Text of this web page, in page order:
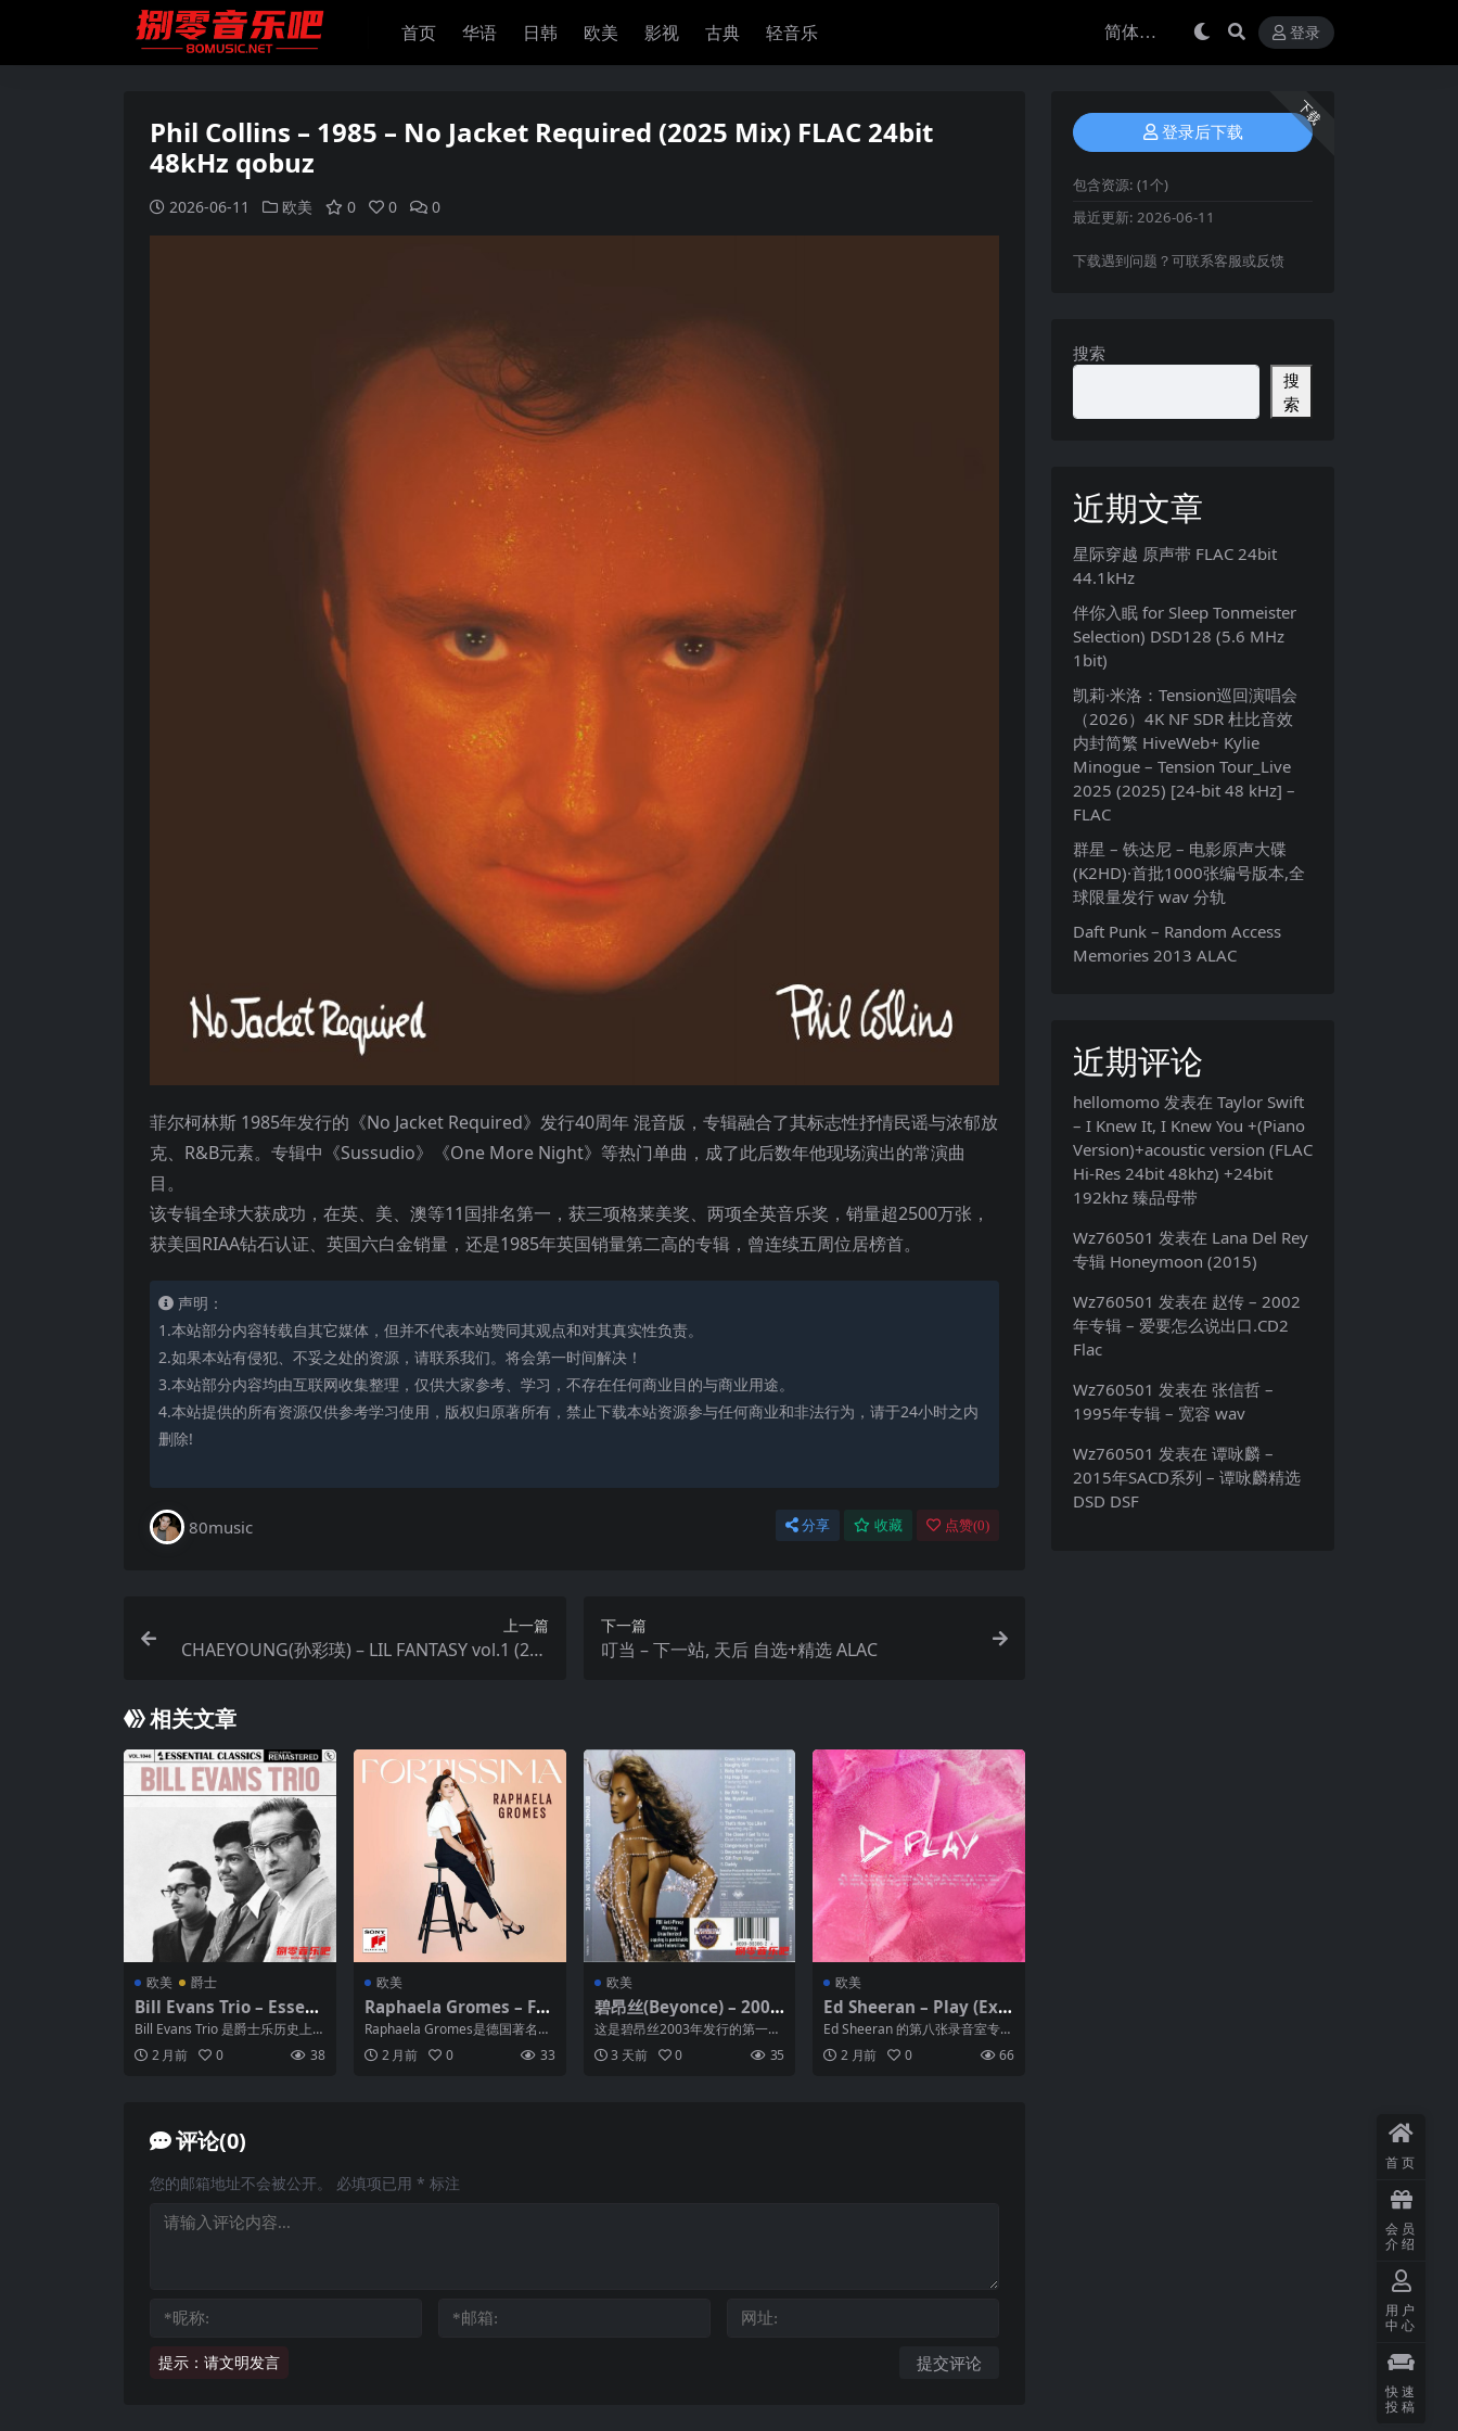
首页 华语 日韩 欧美 影视 古典 轻音乐 登录
Phil Collins – 1985 – No Jacket Required (2025 Mix) FLAC 24bit
48kHz qobuz
2026-06-11 欧美 0 0 0
菲尔柯林斯 1985年发行的《No Jacket Required》发行40周年 混音版，专辑融合了其标志性抒情民谣与浓郁放
克、R&B元素。专辑中《Sussudio》《One More Night》等热门单曲，成了此后数年他现场演出的常演曲
目。
该专辑全球大获成功，在英、美、澳等11国排名第一，获三项格莱美奖、两项全英音乐奖，销量超2500万张，
获美国RIAA钻石认证、英国六白金销量，还是1985年英国销量第二高的专辑，曾连续五周位居榜首。
声明：
1.本站部分内容转载自其它媒体，但并不代表本站赞同其观点和对其真实性负责。
2.如果本站有侵犯、不妥之处的资源，请联系我们。将会第一时间解决！
3.本站部分内容均由互联网收集整理，仅供大家参考、学习，不存在任何商业目的与商业用途。
4.本站提供的所有资源仅供参考学习使用，版权归原著所有，禁止下载本站资源参与任何商业和非法行为，请于24小时之内
删除!
80music 分享 收藏 点赞(0)
上一篇
CHAEYOUNG(孙彩瑛) – LIL FANTASY vol.1 (202
下一篇
叮当 – 下一站, 天后 自选+精选 ALAC
相关文章
欧美 爵士
Bill Evans Trio – Essent
ial Classics, Vol. 1046 –
2025 FLAC 24bit 44kHz
HiRes 爵士精选 qobuz
Bill Evans Trio 是爵士乐历史上
最具影响力的三重奏之一，以钢
琴家B...
2 月前 0 38
欧美
Raphaela Gromes – For
tissima (2025) FLAC 24
bit 48kHz qobuz
Raphaela Gromes是德国著名大
提琴家，1991年出生，4岁开始
学习大...
2 月前 0 33
欧美
碧昂丝(Beyonce) – 2003
年专辑 – Dangerously I
n Love (US Version) Fla
c cue
这是碧昂丝2003年发行的第一张
录音室专辑,制作人包括碧 昂丝、
马修·诺斯、里奇...
3 天前 0 35
欧美
Ed Sheeran – Play (Ext
ended Edition) (2025)
ALAC 24bit 48kHz
Ed Sheeran 的第八张录音室专辑
《Play》于2025年9月12日正式
发...2 月前 0 66
评论(0)
提示：请文明发言
您的邮箱地址不会被公开。 必填项已用 * 标注
下载
登录后下载
包含资源: (1个)
最近更新: 2026-06-11
下载遇到问题？可联系客服或反馈
搜索
搜
索
近期文章
星际穿越 原声带 FLAC 24bit
44.1kHz
伴你入眠 for Sleep Tonmeister
Selection) DSD128 (5.6 MHz
1bit)
凯莉·米洛：Tension巡回演唱会
（2026）4K NF SDR 杜比音效
内封简繁 HiveWeb+ Kylie
Minogue – Tension Tour_Live
2025 (2025) [24-bit 48 kHz] –
FLAC
群星 – 铁达尼 – 电影原声大碟
(K2HD)·首批1000张编号版本,全
球限量发行 wav 分轨
Daft Punk – Random Access
Memories 2013 ALAC
近期评论
hellomomo 发表在 Taylor Swift
– I Knew It, I Knew You +(Piano
Version)+acoustic version (FLAC
Hi-Res 24bit 48khz) +24bit
192khz 臻品母带
Wz760501 发表在 Lana Del Rey
专辑 Honeymoon (2015)
Wz760501 发表在 赵传 – 2002
年专辑 – 爱要怎么说出口.CD2
Flac
Wz760501 发表在 张信哲 –
1995年专辑 – 宽容 wav
Wz760501 发表在 谭咏麟 –
2015年SACD系列 – 谭咏麟精选
DSD DSF
首页
会员
介绍
用户
中心
快速
投稿